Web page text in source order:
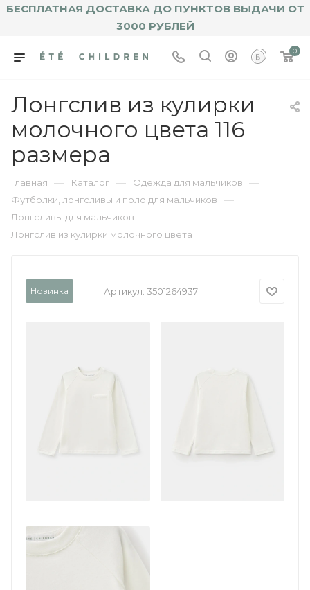
БЕСПЛАТНАЯ ДОСТАВКА ДО ПУНКТОВ ВЫДАЧИ ОТ
3000 РУБЛЕЙ
0
Лонгслив из кулирки
молочного цвета 116
размера
Главная — Каталог — Одежда для мальчиков —
Футболки, лонгсливы и поло для мальчиков —
Лонгсливы для мальчиков —
Лонгслив из кулирки молочного цвета
Новинка Артикул: 3501264937